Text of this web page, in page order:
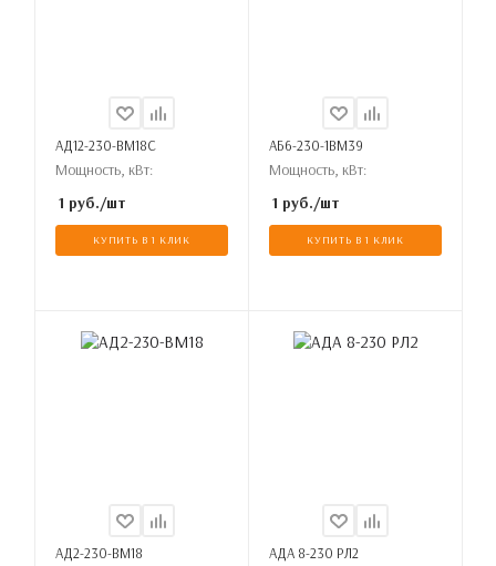
АД12-230-ВМ18С
Мощность, кВт:
1 руб./шт
КУПИТЬ В 1 КЛИК
АБ6-230-1ВМ39
Мощность, кВт:
1 руб./шт
КУПИТЬ В 1 КЛИК
АД2-230-ВМ18 АДА 8-230 РЛ2